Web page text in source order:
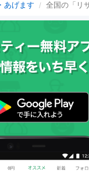
あげます 全国の「リ